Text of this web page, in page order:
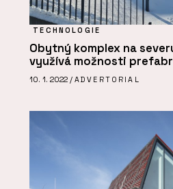
TECHNOLOGIE
Obytný komplex na
využívá možnosti
10. 1. 2022 / ADVERTORIAL